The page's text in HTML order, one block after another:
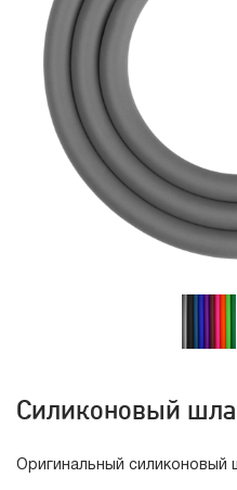
Силиконовый
Оригинальный силиконовый